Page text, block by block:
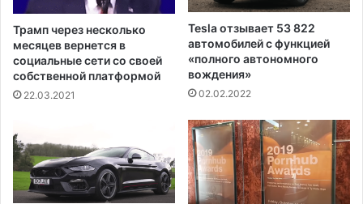
с
е
т
о
,
к
а
9
о
ж
и
д
т
с
в
Трамп через несколько
месяцев вернется в
социальные сети со своей
собственной платформой
22.03.2021
Tesla отзывает 53 822
автомобилей с функцией
«полного автономного
вождения»
02.02.2022